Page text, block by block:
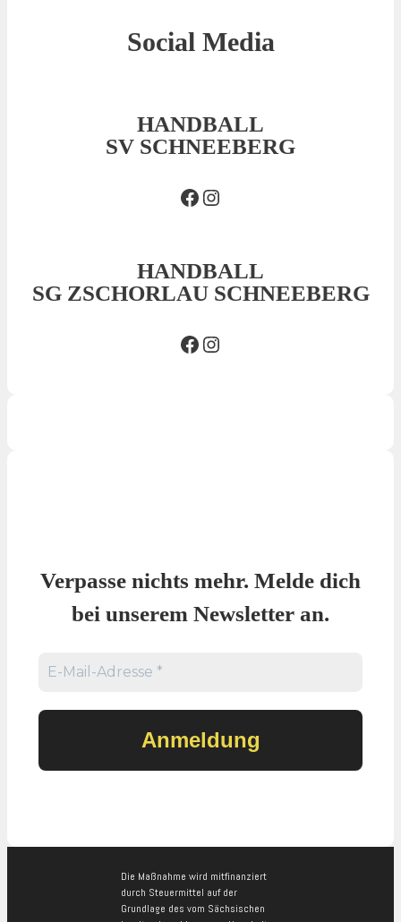
Social Media
HANDBALL
SV SCHNEEBERG
Facebook SVSInsta SVS
HANDBALL
SG ZSCHORLAU SCHNEEBERG
Facebook SGInsta SG
Verpasse nichts mehr. Melde dich
bei unserem Newsletter an.
Die Maßnahme wird mitfinanziert
durch Steuermittel auf der
Grundlage des vom Sächsischen